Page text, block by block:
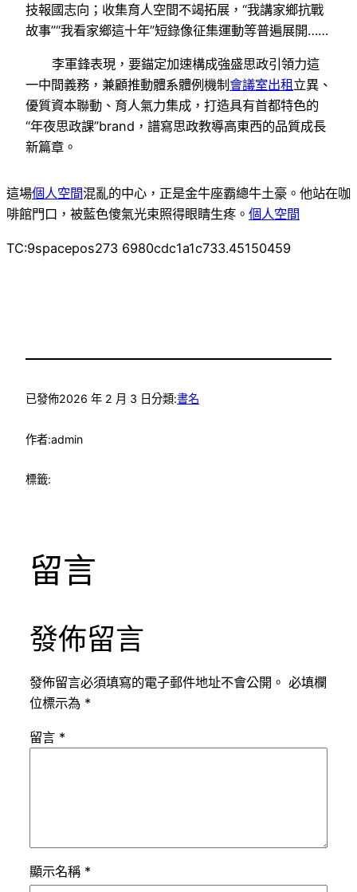
技報國志向；收集育人空間不竭拓展，“我講家鄉抗戰
故事”“我看家鄉這十年”短錄像征集運動等普遍展開……
李軍鋒表現，要錨定加速構成強盛思政引領力這
一中間義務，兼顧推動體系體例機制會議室出租立異、
優質資本聯動、育人氣力集成，打造具有首都特色的
“年夜思政課”brand，譜寫思政教導高東西的品質成長
新篇章。
這場個人空間混亂的中心，正是金牛座霸總牛土豪。他站在咖
啡館門口，被藍色傻氣光束照得眼睛生疼。 個人空間
TC:9spacepos273 6980cdc1a1c733.45150459
已發佈2026 年 2 月 3 日分類:書名
作者:admin
標籤:
留言
發佈留言
發佈留言必須填寫的電子郵件地址不會公開。 必填欄
位標示為 *
留言 *
顯示名稱 *